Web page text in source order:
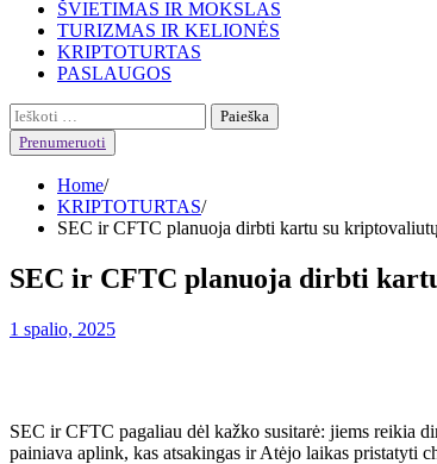
ŠVIETIMAS IR MOKSLAS
TURIZMAS IR KELIONĖS
KRIPTOTURTAS
PASLAUGOS
Ieškoti:
Prenumeruoti
Home
KRIPTOTURTAS
SEC ir CFTC planuoja dirbti kartu su
SEC ir CFTC planuoja dirbti
1 spalio, 2025
SEC ir CFTC pagaliau dėl kažko susitarė: jiems reikia
painiava aplink, kas atsakingas irAtėjo laikas pristatyti